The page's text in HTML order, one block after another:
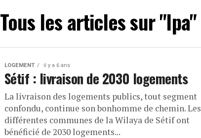
Tous les articles sur "lpa"
LOGEMENT il y a 6 ans
Sétif : livraison de 2030 logements
La livraison des logements publics, tout segment
confondu, continue son bonhomme de chemin. Les
différentes communes de la Wilaya de Sétif ont
bénéficié de 2030 logements...